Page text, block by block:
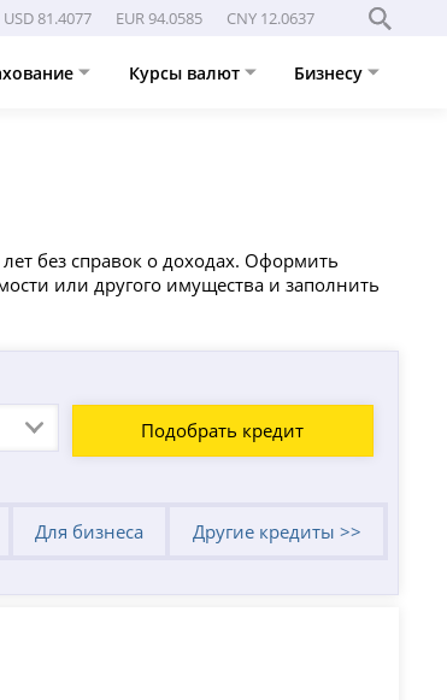
USD 81.4077 EUR 94.0585 CNY 12.0637
Курсы валют Бизнесу
без справок о доходах. Оформить
или другого имущества и заполнить
Подобрать кредит
Для бизнеса Другие кредиты >>